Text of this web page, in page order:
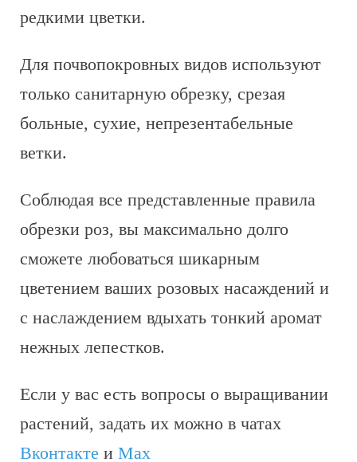
редкими цветки.
Для почвопокровных видов используют
только санитарную обрезку, срезая
больные, сухие, непрезентабельные
ветки.
Соблюдая все представленные правила
обрезки роз, вы максимально долго
сможете любоваться шикарным
цветением ваших розовых насаждений и
с наслаждением вдыхать тонкий аромат
нежных лепестков.
Если у вас есть вопросы о выращивании
растений, задать их можно в чатах
Вконтакте и Max